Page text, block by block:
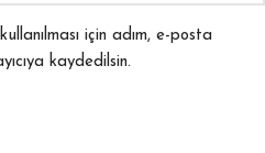
için adım, e-posta
kaydedilsin.